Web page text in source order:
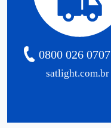
satlight.com.br
0800 026 0707